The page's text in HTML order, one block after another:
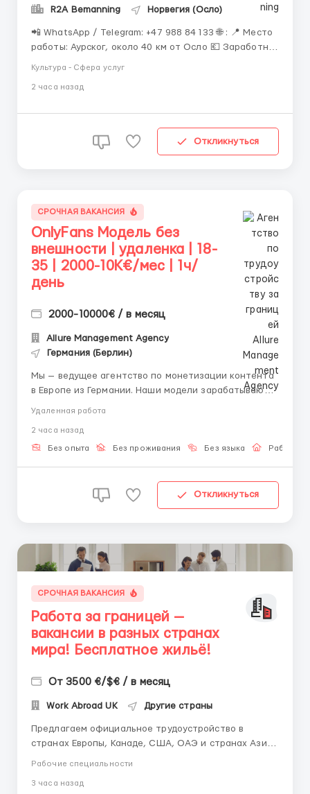
R2A Bemanning Норвегия (Осло)
📲 WhatsApp / Telegram: +47 988 84 133 🌐 : 📍 Место
работы: Аурског, около 40 км от Осло 💶 Заработная
оформления документов О проекте Официальная
Культура - Сфера услуг
2 часа назад
Откликнуться
СРОЧНАЯ ВАКАНСИЯ
OnlyFans Модель без
внешности | удаленка | 18-
35 | 2000-10K€/мес | 1ч/
день
2000-10000€ / в месяц
Allure Management Agency
Германия (Берлин)
Мы — ведущее агентство по монетизации контента
в Европе из Германии. Наши модели зарабатывают в
среднем от 1000€ уже в первый месяц не имея не
работа). Ищем девушек — из каждого города мира,
начинающих и с опытом. Что мы предлаг...
Удаленная работа
2 часа назад
Без опыта Без проживания Без языка Работа
Откликнуться
СРОЧНАЯ ВАКАНСИЯ
Работа за границей —
вакансии в разных странах
мира! Бесплатное жильё!
От 3500 €/$€ / в месяц
Work Abroad UK Другие страны
Предлагаем официальное трудоустройство в
странах Европы, Канаде, США, ОАЭ и странах Азии.
платформы; • краболовные суда; • водители
Рабочие специальности
3 часа назад